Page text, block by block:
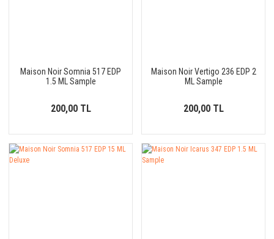
Maison Noir Somnia 517 EDP
1.5 ML Sample
200,00 TL
Maison Noir Vertigo 236 EDP 2
ML Sample
200,00 TL